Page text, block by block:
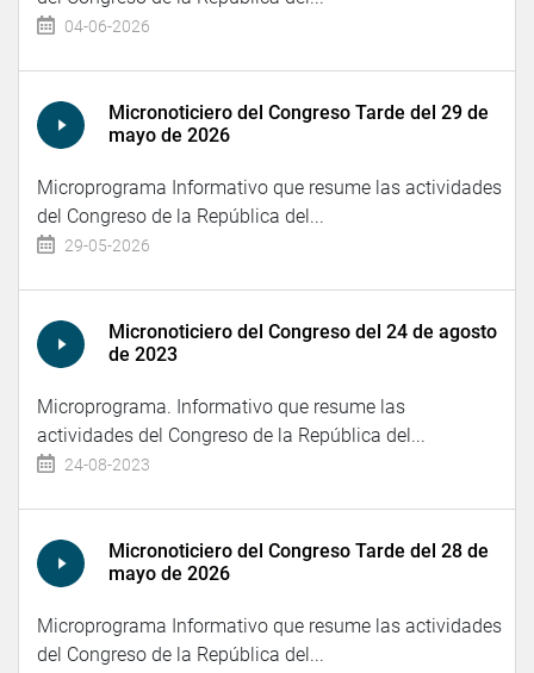
04-06-2026
Micronoticiero del Congreso Tarde del 29 de
mayo de 2026
Microprograma Informativo que resume las actividades
del Congreso de la República del...
29-05-2026
Micronoticiero del Congreso del 24 de agosto
de 2023
Microprograma. Informativo que resume las
actividades del Congreso de la República del...
24-08-2023
Micronoticiero del Congreso Tarde del 28 de
mayo de 2026
Microprograma Informativo que resume las actividades
del Congreso de la República del...